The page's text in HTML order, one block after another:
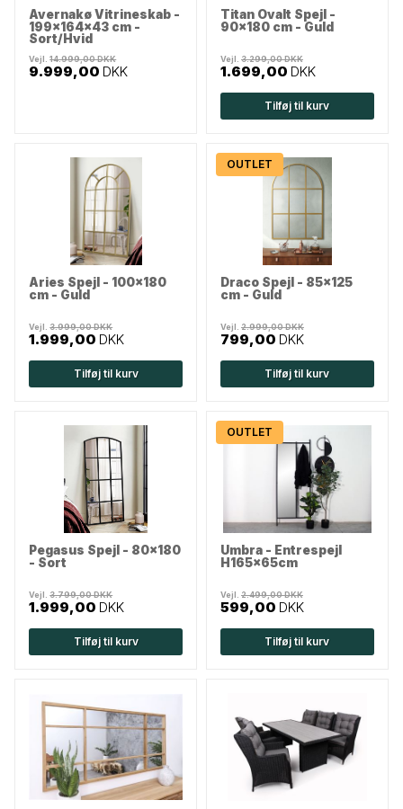
Avernakø Vitrineskab -
199x164x43 cm -
Sort/Hvid
9.999,00 DKK
Vejl.14.999,00 DKK
Titan Ovalt Spejl -
90x180 cm - Guld
1.699,00 DKK
Vejl. 3.299,00 DKK
Tilføj til kurv
Aries Spejl - 100x180
cm - Guld
1.999,00 DKK
Vejl.3.999,00 DKK
Tilføj til kurv
OUTLET
Draco Spejl - 85x125
cm - Guld
799,00 DKK
Vejl. 2.999,00 DKK
Tilføj til kurv
Pegasus Spejl - 80x180
- Sort
1.999,00 DKK
Vejl.3.799,00 DKK
Tilføj til kurv
OUTLET
Umbra - Entrespejl
H165x65cm
599,00 DKK
Vejl. 2.499,00 DKK
Tilføj til kurv